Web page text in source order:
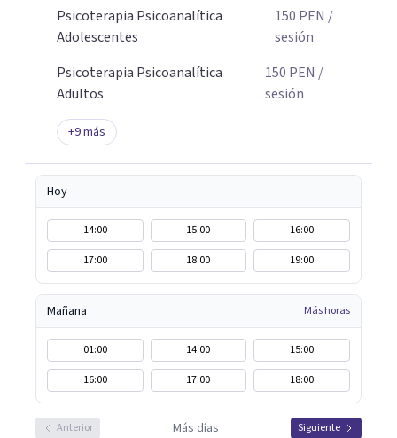
Psicoterapia Psicoanalítica
Adolescentes
150 PEN /
sesión
Psicoterapia Psicoanalítica
Adultos
150 PEN /
sesión
+9más
Hoy
14:00 15:00
16:00
17:00
18:00 19:00
Mañana Más horas
01:00 14:00
15:00
16:00
17:00 18:00
Anterior Más días Siguiente